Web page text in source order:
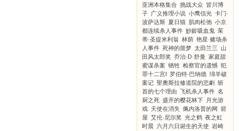
亚洲本格集合 挑战大众 皆川博
子 广义推理小说 小鹰信光 卡门·
波萨达斯 夏日猫 肌肉松弛 小京
都连续杀人事件 妙龄吸血鬼 茱
蒂·圣提米利翁 林荫 艳星·赌场杀
人事件 死神的噩梦 太田兰三 山
田风太郎奖 乔治·D·舒曼 家庭甜
蜜谋杀案 牺牲 检察官的遗憾 犯
罪十二宫I
罗伯特·巴纳德 绵羊破
案记 聖奧斯拉修道院的悲劇 斩
首的七个理由 飞机杀人事件 名
厨之死 盛开的樱花林下 月光游
戏 天使在消失 佩内洛普的网 箭
屋 艾伦·尼尔奖 光之鹤 夜之虹
时晨 六月六日诞生的天使 岩崎